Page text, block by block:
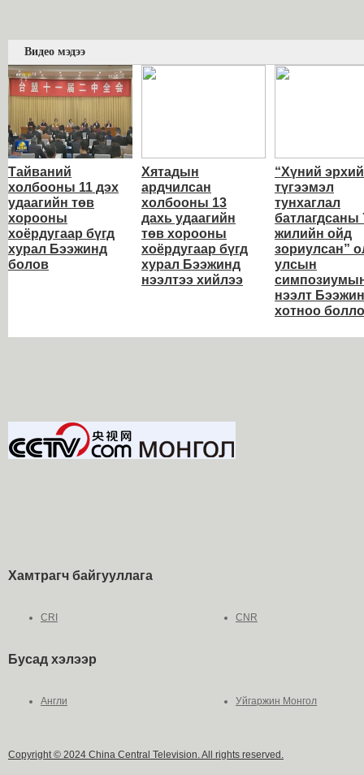
Видео мэдээ
Тайваний
холбооны 11 дэх
удаагийн төв
хорооны
хоёрдугаар бүгд
хурал Бээжинд
болов
Хятадын
ардчилсан
холбооны 13
дахь удаагийн
төв хорооны
хоёрдугаар бүгд
хурал Бээжинд
нээлтээ хийлээ
“Хүний
түгээмэл
тунхаглал
батлагдсаны
жилийн ойд
зориулсан”
улсын
нээлт Бээжин
хотноо
Хамтрагч байгууллага
CRI CNR
Бусад хэлээр
Англи Уйгаржин Монгол
Copyright © 2024 China Central Television. All rights reserved.